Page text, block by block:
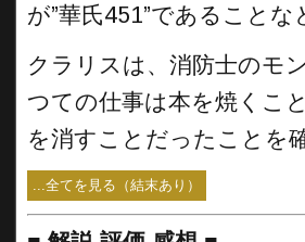
が”華氏451”であることな
クラリスは、消防士のモ
つての仕事は本を焼くこ
を消すことだったことを
...全てを見る（結末あり）